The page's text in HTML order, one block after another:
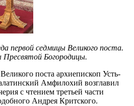
первой седмицы Великого поста.
Пресвятой Богородицы.
поста архиепископ Усть-
Амфилохий возглавил
с чтением третьей части
Андрея Критского.